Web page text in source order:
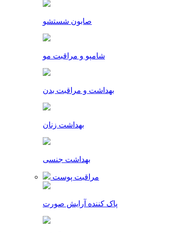
صابون شستشو
شامپو و مراقبت مو
بهداشت و مراقبت بدن
بهداشت زنان
بهداشت جنسی
مراقبت پوست
پاک کننده آرایش صورت